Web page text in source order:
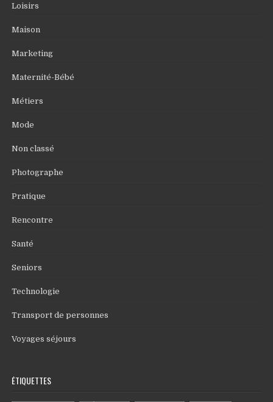
Loisirs
Maison
Marketing
Maternité-Bébé
Métiers
Mode
Non classé
Photographe
Pratique
Rencontre
Santé
Seniors
Technologie
Transport de personnes
Voyages séjours
ÉTIQUETTES